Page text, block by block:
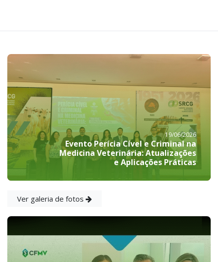
19/06/2026
Evento Perícia Cível e Criminal na
Medicina Veterinária: Atualizações
e Aplicações Práticas
Ver galeria de fotos